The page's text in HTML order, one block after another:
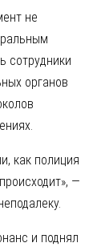
не
сотрудники
органов
как полиция
—
и поднял